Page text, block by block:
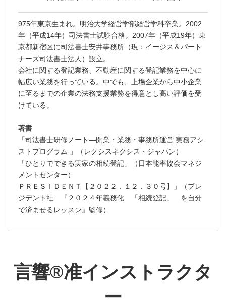
975年東京生まれ。明治大学経営学部経営学科卒業。2002
年（平成14年）司法書士試験合格。2007年（平成19年）東
京都新宿区に司法書士安井事務所（現：イージス＆パート
ナーズ司法書士法人）設立。
会社に関する登記業務、不動産に関する登記業務を中心に
幅広い業務を行っている。中でも、上場企業から中小企業
に至るまでの企業の法務支援業務を得意とし高い評価を受
けている。
著書
「司法書士研修ノート—開業・業務・事務所運営 実務アシ
ストプログラム 」（レクシスネクシス・ジャパン）
「ひとりでできる実家の相続登記」（日本能率協会マネジ
メントセンター）
ＰＲＥＳＩＤＥＮＴ【２０２２．１２．３０号】」（プレ
ジデント社 『２０２４年義務化 「相続登記」 を自分
で済ませるレッスン』監修）
言響®︎准インストラクタ
ー